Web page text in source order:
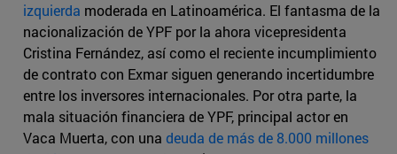
izquierda moderada en Latinoamérica. El fantasma de la
nacionalización de YPF por la ahora vicepresidenta
Cristina Fernández, así como el reciente incumplimiento
de contrato con Exmar siguen generando incertidumbre
entre los inversores internacionales. Por otra parte, la
mala situación financiera de YPF, principal actor en
Vaca Muerta, con una deuda de más de 8.000 millones